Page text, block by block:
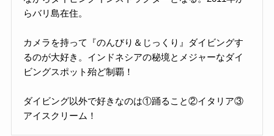
らバリ島在住。
カメラを持って『のんびり＆じっくり』ダイビングす
るのが大好き。インドネシアの秘境とメジャーなダイ
ビングスポット殆ど制覇！
ダイビング以外で好きなのは①踊ること②イタリア③
アイスクリーム！